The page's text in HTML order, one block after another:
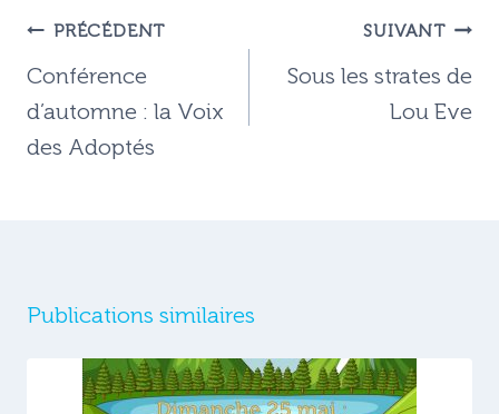
Navigation
PRÉCÉDENT
Conférence
d’automne : la Voix
des Adoptés
SUIVANT
Sous les strates de
Lou Eve
Publications similaires